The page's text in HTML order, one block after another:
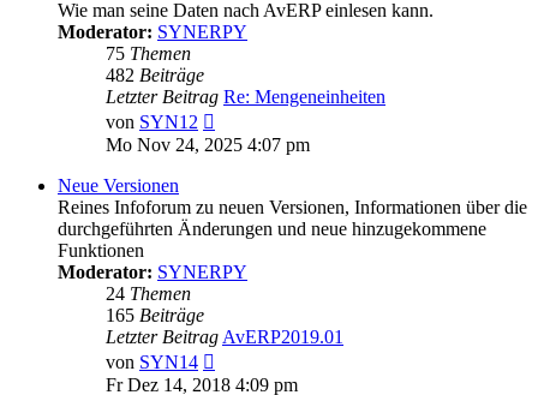
Wie man seine Daten nach AvERP einlesen kann.
Moderator: SYNERPY
75 Themen
482 Beiträge
Letzter Beitrag Re: Mengeneinheiten
von SYN12
Beitrag
Mo Nov 24, 2025 4:07 pm
Neue Versionen
Reines Infoforum zu neuen Versionen, Informationen über die
durchgeführten Änderungen und neue hinzugekommene
Funktionen
Moderator: SYNERPY
24 Themen
165 Beiträge
Letzter Beitrag AvERP2019.01
von SYN14
Beitrag
Fr Dez 14, 2018 4:09 pm